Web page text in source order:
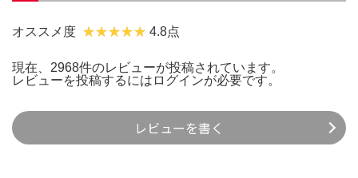
オススメ度 4.8点
現在、2968件のレビューが投稿されています。
レビューを投稿するには ログインが必要です。
レビューを書く